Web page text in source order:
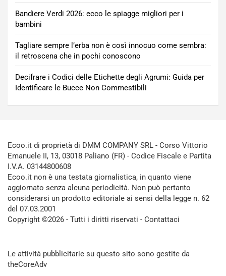
Bandiere Verdi 2026: ecco le spiagge migliori per i
bambini
Tagliare sempre l’erba non è così innocuo come sembra:
il retroscena che in pochi conoscono
Decifrare i Codici delle Etichette degli Agrumi: Guida per
Identificare le Bucce Non Commestibili
Ecoo.it di proprietà di DMM COMPANY SRL - Corso Vittorio
Emanuele II, 13, 03018 Paliano (FR) - Codice Fiscale e Partita
I.V.A. 03144800608
Ecoo.it non è una testata giornalistica, in quanto viene
aggiornato senza alcuna periodicità. Non può pertanto
considerarsi un prodotto editoriale ai sensi della legge n. 62
del 07.03.2001
Copyright ©2026 - Tutti i diritti riservati - Contattaci
Le attività pubblicitarie su questo sito sono gestite da
theCoreAdv